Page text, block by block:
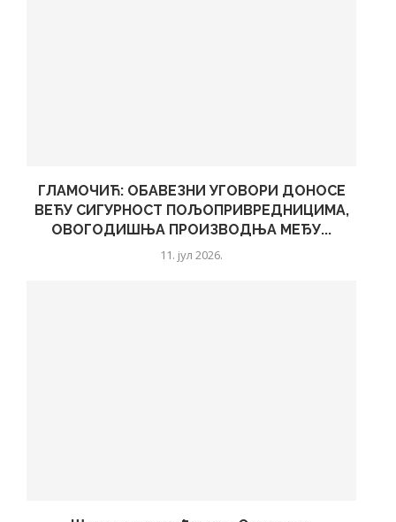
ГЛАМОЧИЋ: ОБАВЕЗНИ УГОВОРИ ДОНОСЕ
ВЕЋУ СИГУРНОСТ ПОЉОПРИВРЕДНИЦИМА,
ОВОГОДИШЊА ПРОИЗВОДЊА МЕЂУ...
11. јул 2026.